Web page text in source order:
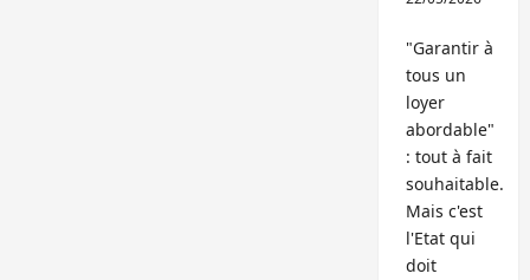
"Garantir à
tous un
loyer
abordable"
: tout à fait
souhaitable.
Mais c'est
l'Etat qui
doit